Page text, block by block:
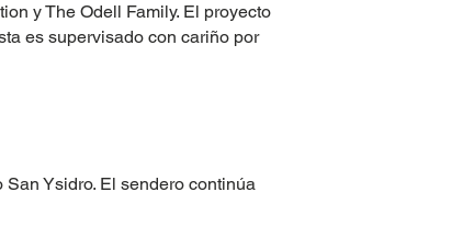
y The Odell Family. El proyecto
es supervisado con cariño por
Ysidro. El sendero continúa